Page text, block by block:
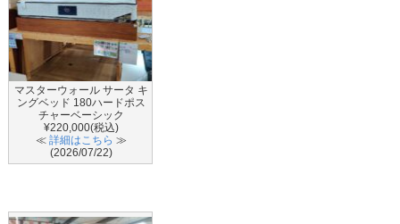
マスターウォール サータ キ
ングベッド 180ハードポス
チャーベーシック
¥220,000(税込)
≪ 詳細はこちら ≫
(2026/07/22)